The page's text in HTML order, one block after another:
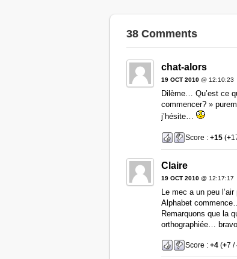
38 Comments
chat-alors
19 OCT 2010@ 12:10:23
Dilème… Qu’est ce
commencer? »
j’hésite…
Score : +15(+
Claire
19 OCT 2010@ 12:17:17
Le mec a un peu
Alphabet commence…
Remarquons que la
orthographiée…
Score : +4(+7 /